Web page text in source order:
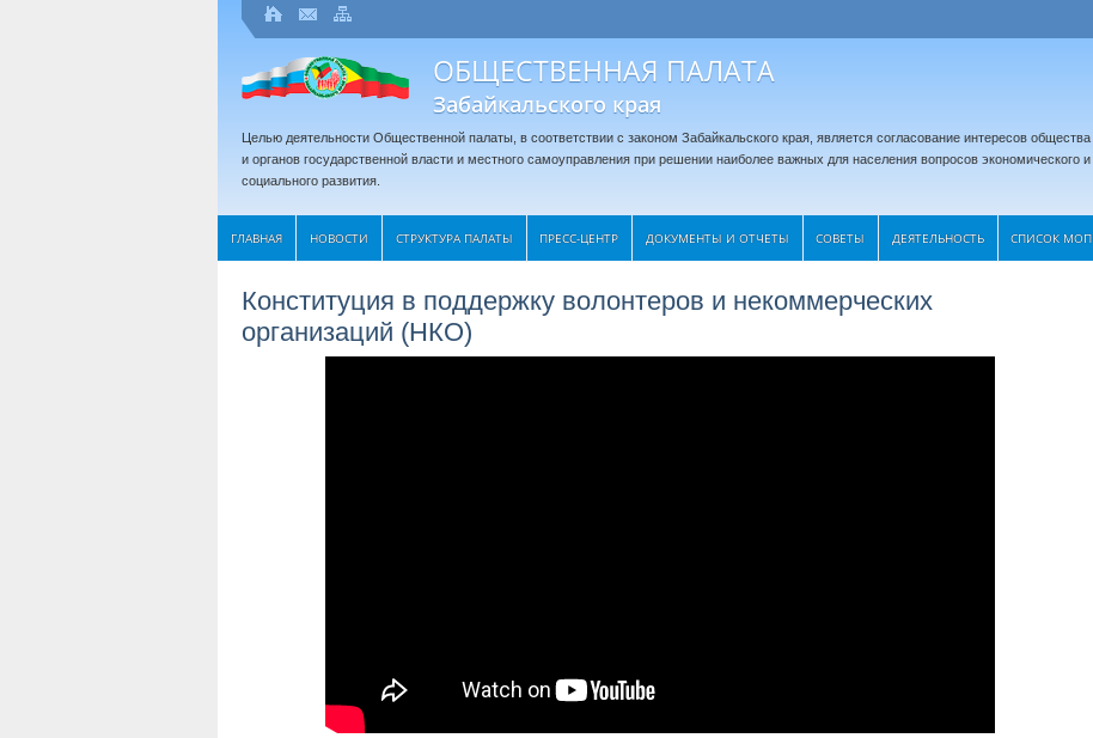
ОБЩЕСТВЕННАЯ ПАЛАТА
Забайкальского края
Целью деятельности Общественной палаты, в соответствии с законом Забайкальского края, является согласование интересов общества
и органов государственной власти и местного самоуправления при решении наиболее важных для населения вопросов экономического и
социального развития.
ГЛАВНАЯ НОВОСТИ СТРУКТУРА ПАЛАТЫ ПРЕСС-ЦЕНТР ДОКУМЕНТЫ И ОТЧЕТЫ CОВЕТЫ ДЕЯТЕЛЬНОСТЬ СПИСОК МОП
Конституция в поддержку волонтеров и некоммерческих
организаций (НКО)